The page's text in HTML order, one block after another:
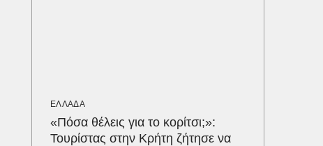
ΕΛΛΑΔΑ
«Πόσα θέλεις για το κορίτσι;»:
Τουρίστας στην Κρήτη ζήτησε να